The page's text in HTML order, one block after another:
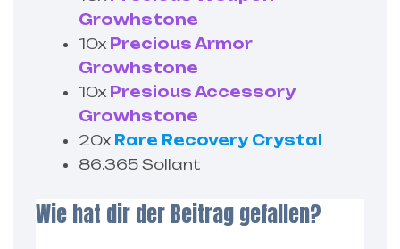
Growhstone
10x Precious Armor
Growhstone
10x Presious Accessory
Growhstone
20x Rare Recovery Crystal
86.365 Sollant
Wie hat dir der Beitrag gefallen?